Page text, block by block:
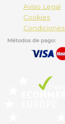
Aviso Legal
Cookies